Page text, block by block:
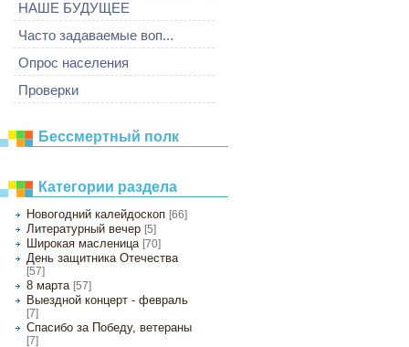
НАШЕ БУДУЩЕЕ
Часто задаваемые воп...
Опрос населения
Проверки
Бессмертный полк
Категории раздела
Новогодний калейдоскоп [66]
Литературный вечер [5]
Широкая масленица [70]
День защитника Отечества
[57]
8 марта [57]
Выездной концерт - февраль
[7]
Спасибо за Победу, ветераны
[7]